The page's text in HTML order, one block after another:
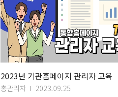
2023년 기관홈페이지 관리자 교육
총관리자
2023.09.25